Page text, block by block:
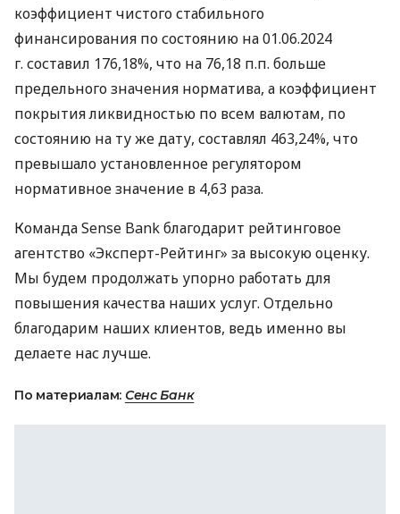
коэффициент чистого стабильного
финансирования по состоянию на 01.06.2024
г. составил 176,18%, что на 76,18 п.п. больше
предельного значения норматива, а коэффициент
покрытия ликвидностью по всем валютам, по
состоянию на ту же дату, составлял 463,24%, что
превышало установленное регулятором
нормативное значение в 4,63 раза.
Команда Sense Bank благодарит рейтинговое
агентство «Эксперт-Рейтинг» за высокую оценку.
Мы будем продолжать упорно работать для
повышения качества наших услуг. Отдельно
благодарим наших клиентов, ведь именно вы
делаете нас лучше.
По материалам: Сенс Банк